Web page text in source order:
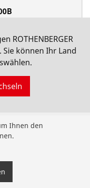
ROTHENBERGER
können Ihr Land
Ihnen den